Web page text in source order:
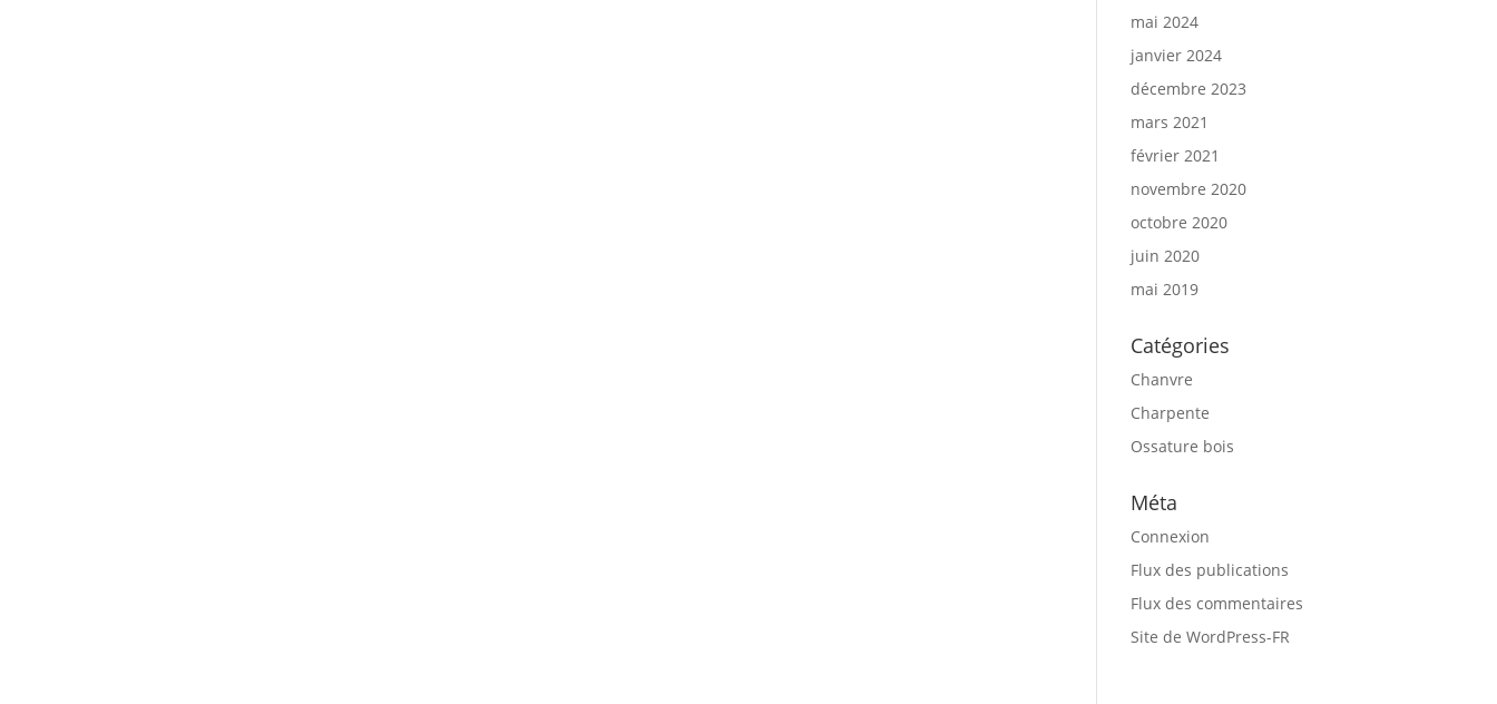
mai 2024
janvier 2024
décembre 2023
mars 2021
février 2021
novembre 2020
octobre 2020
juin 2020
mai 2019
Catégories
Chanvre
Charpente
Ossature bois
Méta
Connexion
Flux des publications
Flux des commentaires
Site de WordPress-FR